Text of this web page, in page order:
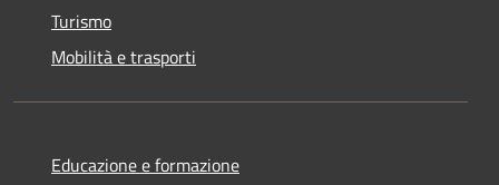
Turismo
Mobilità e trasporti
Educazione e formazione